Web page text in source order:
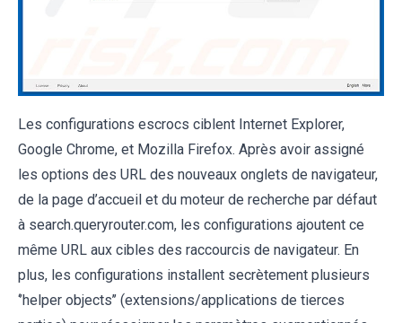
Les configurations escrocs ciblent Internet Explorer,
Google Chrome, et Mozilla Firefox. Après avoir assigné
les options des URL des nouveaux onglets de navigateur,
de la page d’accueil et du moteur de recherche par défaut
à search.queryrouter.com, les configurations ajoutent ce
même URL aux cibles des raccourcis de navigateur. En
plus, les configurations installent secrètement plusieurs
‘’helper objects’’ (extensions/applications de tierces